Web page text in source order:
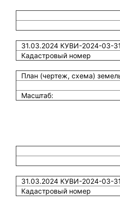
31.03.2024 КУВИ-2024-03-
Кадастровый номер
План (чертеж, схема)
Масштаб:
31.03.2024 КУВИ-2024-03-
Кадастровый номер